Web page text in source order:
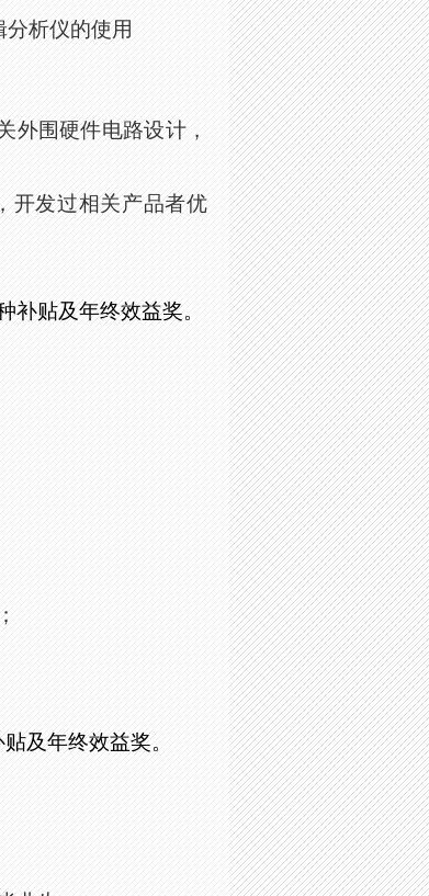
析仪的使用
外围硬件电路设计，
开发过相关产品者优
补贴及年终效益奖。
及年终效益奖。